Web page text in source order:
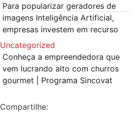
Para popularizar geradores de
imagens Inteligência Artificial,
empresas investem em recurso
Uncategorized
Conheça a empreendedora que
vem lucrando alto com churros
gourmet | Programa Sincovat
Compartilhe: